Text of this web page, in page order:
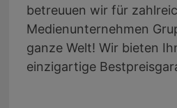
betreuuen wir für
Medienunternehmen
ganze Welt! Wir bieten
einzigartige